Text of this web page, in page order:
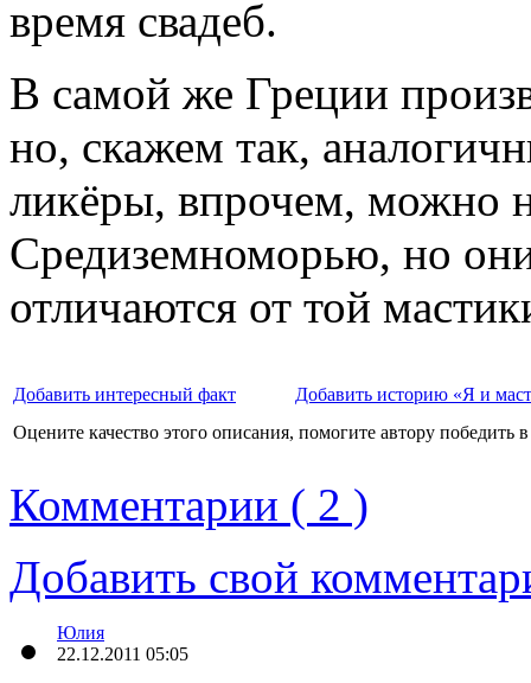
время свадеб.
В самой же Греции
но, скажем так,
ликёры, впрочем, можно
Средиземноморью, но
отличаются от той
Добавить интересный факт
Добавить историю «Я и
Оцените качество этого описания, помогите автору победить
Комментарии ( 2 )
Добавить свой
Юлия
22.12.2011 05:05